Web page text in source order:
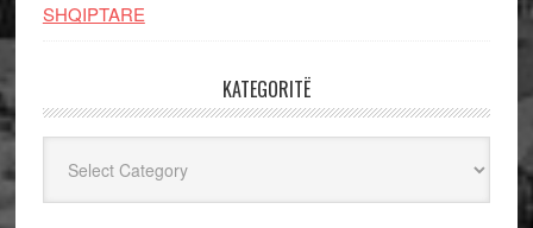
SHQIPTARE
KATEGORITË